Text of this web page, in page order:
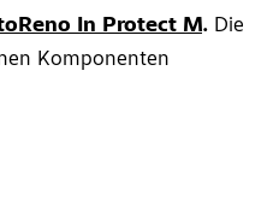
In Protect M. Die
Komponenten